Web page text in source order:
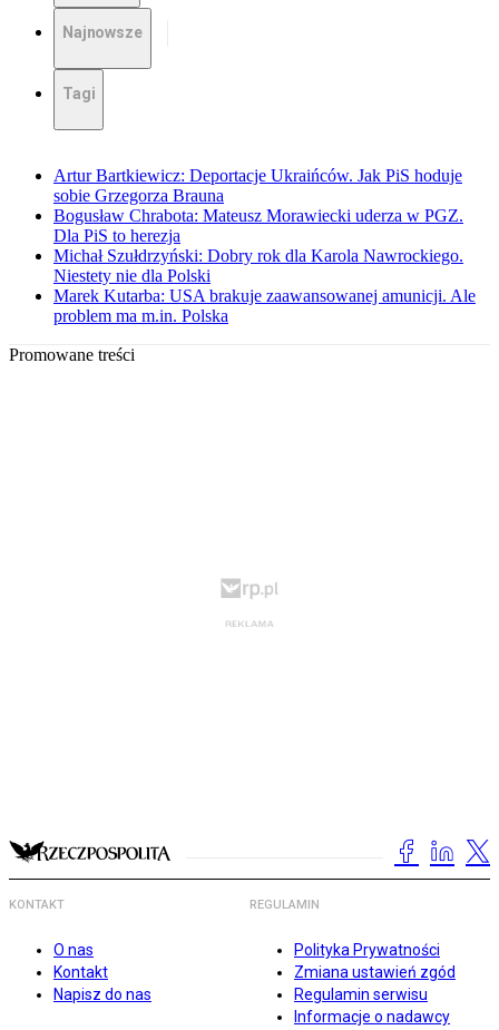
Najnowsze
Tagi
Artur Bartkiewicz: Deportacje Ukraińców. Jak PiS hoduje
sobie Grzegorza Brauna
Bogusław Chrabota: Mateusz Morawiecki uderza w PGZ.
Dla PiS to herezja
Michał Szułdrzyński: Dobry rok dla Karola Nawrockiego.
Niestety nie dla Polski
Marek Kutarba: USA brakuje zaawansowanej amunicji. Ale
problem ma m.in. Polska
Promowane treści
KONTAKT
O nas
Kontakt
Napisz do nas
REGULAMIN
Polityka Prywatności
Zmiana ustawień zgód
Regulamin serwisu
Informacje o nadawcy